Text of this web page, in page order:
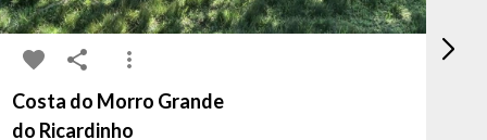
Costa do Morro Grande
do Ricardinho